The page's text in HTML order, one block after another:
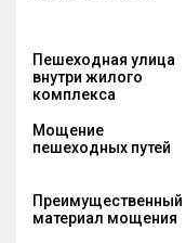
Пешеходная улица
внутри жилого
комплекса
Мощение
пешеходных путей
Преимущественный
материал мощения